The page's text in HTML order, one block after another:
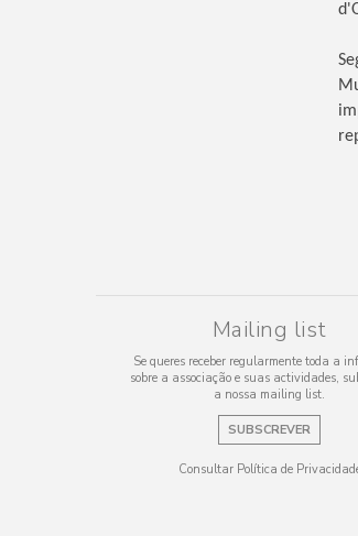
Mailing list
Se queres receber regularmente toda a
sobre a associação e suas actividades,
a nossa mailing list.
SUBSCREVER
Consultar Política de